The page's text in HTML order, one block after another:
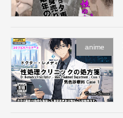
anime